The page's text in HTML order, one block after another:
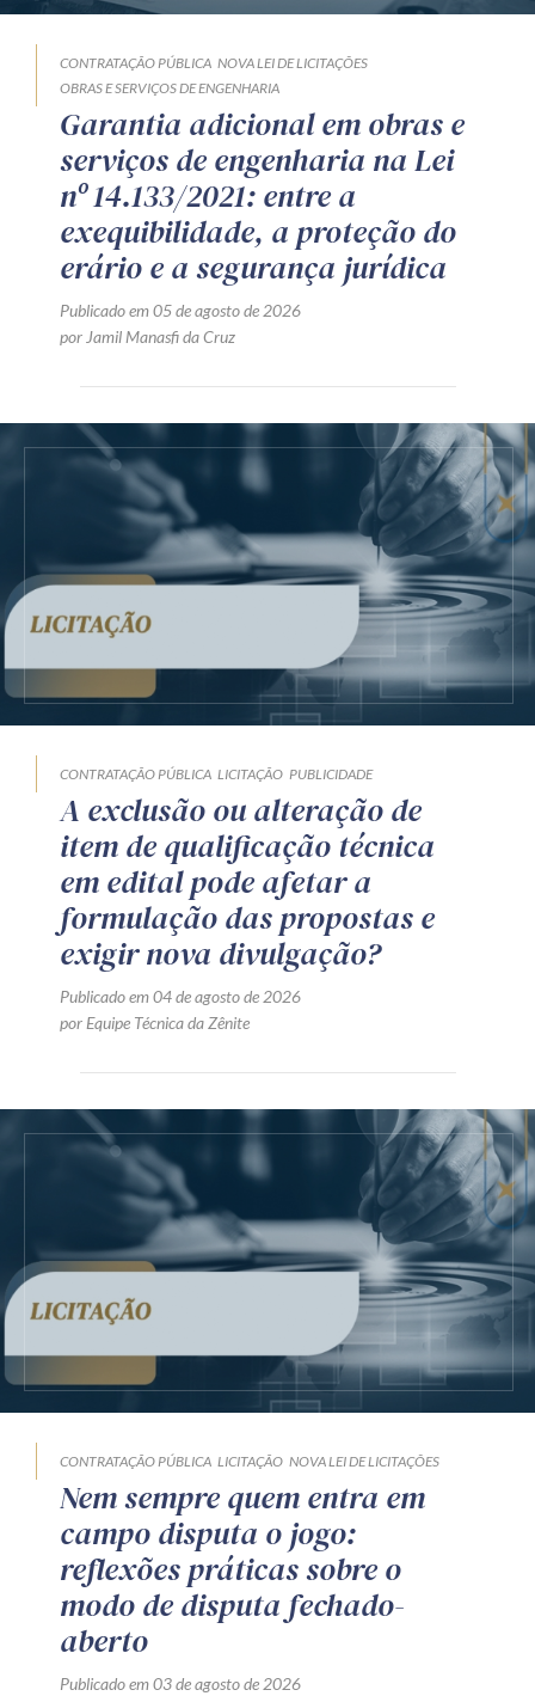
CONTRATAÇÃO PÚBLICA NOVA LEI DE LICITAÇÕES
OBRAS E SERVIÇOS DE ENGENHARIA
Garantia adicional em obras e
serviços de engenharia na Lei
nº 14.133/2021: entre a
exequibilidade, a proteção do
erário e a segurança jurídica
Publicado em 05 de agosto de 2026
por Jamil Manasfi da Cruz
CONTRATAÇÃO PÚBLICA LICITAÇÃO PUBLICIDADE
A exclusão ou alteração de
item de qualificação técnica
em edital pode afetar a
formulação das propostas e
exigir nova divulgação?
Publicado em 04 de agosto de 2026
por Equipe Técnica da Zênite
CONTRATAÇÃO PÚBLICA LICITAÇÃO NOVA LEI DE LICITAÇÕES
Nem sempre quem entra em
campo disputa o jogo:
reflexões práticas sobre o
modo de disputa fechado-
aberto
Publicado em 03 de agosto de 2026